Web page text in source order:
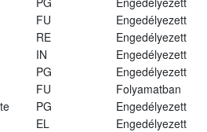
FU
Engedélyezett
RE
Engedélyezett
IN
Engedélyezett
PG
Engedélyezett
FU
Folyamatban
PG
Engedélyezett
EL
Engedélyezett